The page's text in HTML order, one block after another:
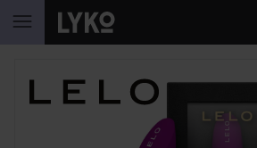
HOPPA TILL INNEHÅLLET
HOPPA ÖVER SEKTIONEN